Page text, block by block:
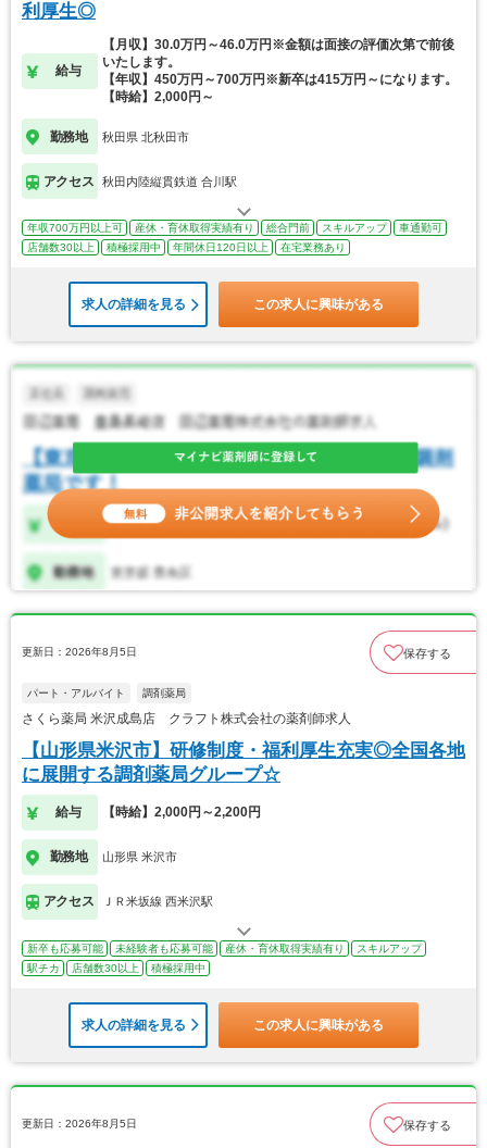
利厚生◎
給与
【月収】30.0万円～46.0万円※金額は面接の評価次第で前後
いたします。
【年収】450万円～700万円※新卒は415万円～になります。
【時給】2,000円～
勤務地 秋田県 北秋田市
アクセス 秋田内陸縦貫鉄道 合川駅
年収700万円以上可 産休・育休取得実績有り 総合門前 スキルアップ
車通勤可
店舗数30以上
積極採用中 年間休日120日以上 在宅業務あり
求人の詳細を見る この求人に興味がある
更新日：2026年8月5日 保存する
パート・アルバイト 調剤薬局
さくら薬局 米沢成島店 クラフト株式会社の薬剤師求人
【山形県米沢市】研修制度・福利厚生充実◎全国各地
に展開する調剤薬局グループ☆
給与 【時給】2,000円～2,200円
勤務地 山形県 米沢市
アクセス ＪＲ米坂線 西米沢駅
新卒も応募可能 未経験者も応募可能 産休・育休取得実績有り
スキルアップ
駅チカ
店舗数30以上 積極採用中
求人の詳細を見る この求人に興味がある
更新日：2026年8月5日 保存する